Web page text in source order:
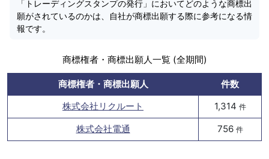
「トレーディングスタンプの発行」においてどのような商標出
願がされているのかは、自社が商標出願する際に参考になる情
報です。
商標権者・商標出願人一覧 (全期間)
商標権者・商標出願人
件数
株式会社リクルート
1,314 件
株式会社電通 756 件